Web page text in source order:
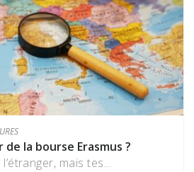
la bourse Erasmus ?
mais tes...